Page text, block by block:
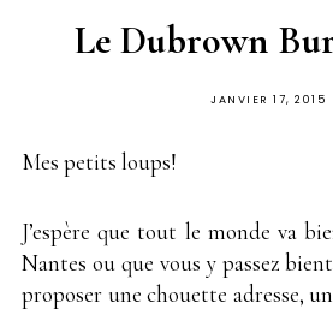
Le Dubrown
PUBLIÉ
JANVIER 17, 2015
Mes petits loups!
J’espère que tout le monde va
Nantes ou que vous y passez
proposer une chouette adresse,